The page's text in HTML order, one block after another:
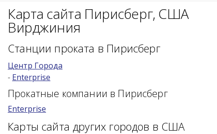
Возврат в другом месте?
11:00
Возраст 25-70 лет?
Купон/промо
Карта сайта Пирисберг, США
Вирджиния
Станции проката в Пирисберг
Центр Города
- Enterprise
Прокатные компании в Пирисберг
Enterprise
Карты сайта других городов в США